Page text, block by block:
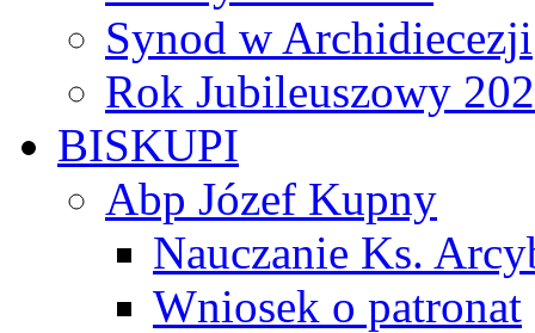
Synod w Archidiecezji
Rok Jubileuszowy
BISKUPI
Abp Józef Kupny
Nauczanie Ks.
Wniosek o patronat